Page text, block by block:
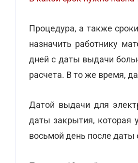
Процедура, а также
назначить работнику
дней с даты выдачи
расчета. В то же время,
Датой выдачи для
даты закрытия, которая
восьмой день после даты